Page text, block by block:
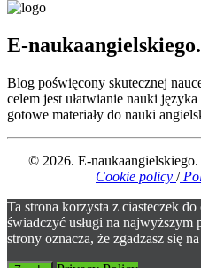
E-
Blog poświęcony skutecznej
celem jest ułatwianie nauki
gotowe materiały do nauki
© 2026. E-
Cookie policy /
Ta strona korzysta z ciasteczek
świadczyć usługi na najwyższym
strony oznacza, że zgadzasz się